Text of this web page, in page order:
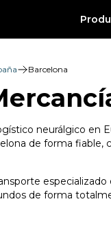
Barcelona
neurálgico en
de forma
de forma